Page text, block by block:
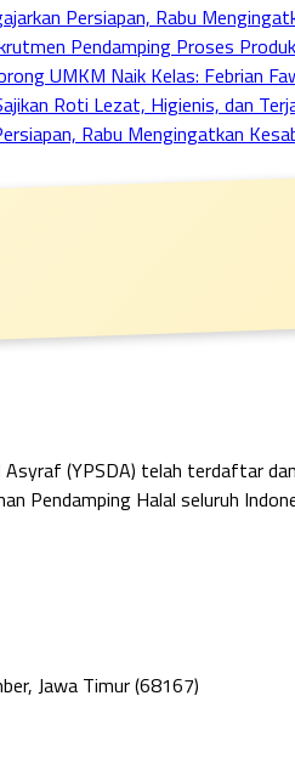
Persiapan, Rabu
Pendamping Proses
UMKM Naik Kelas: Febrian
Roti Lezat, Higienis, dan
Rabu Mengingatkan
Asyraf (YPSDA) telah terdaftar
Pendamping Halal seluruh
Jawa Timur (68167)